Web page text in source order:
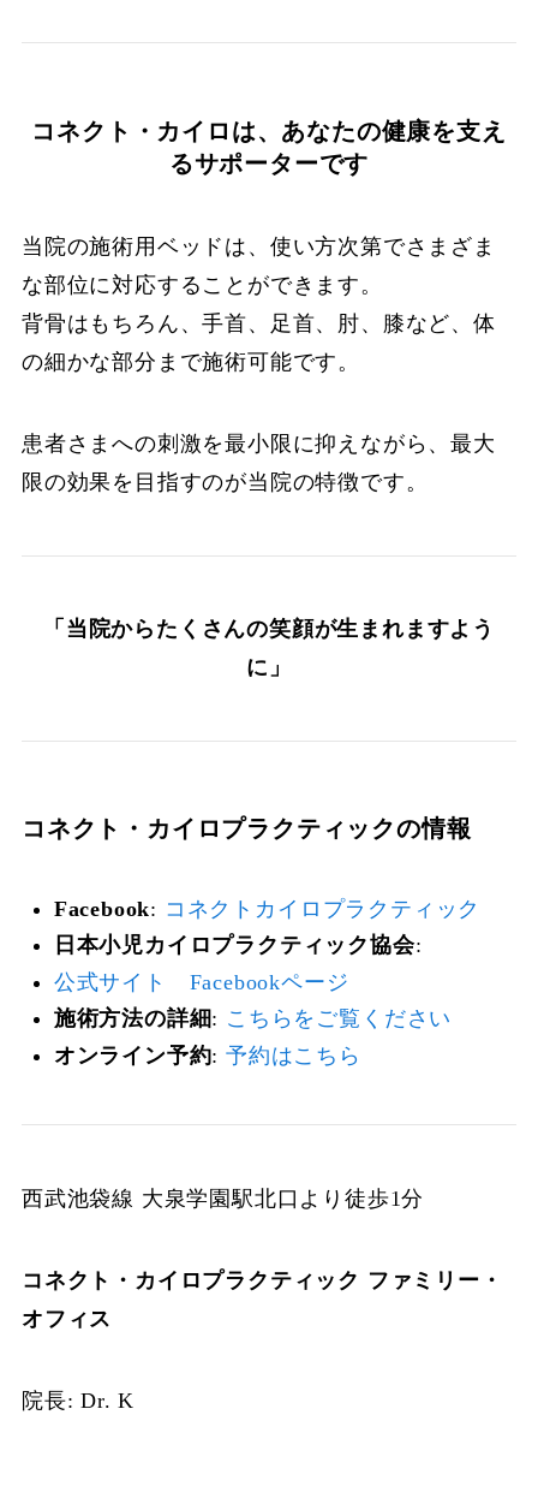
コネクト・カイロは、あなたの健康を支え
るサポーターです
当院の施術用ベッドは、使い方次第でさまざま
な部位に対応することができます。
背骨はもちろん、手首、足首、肘、膝など、体
の細かな部分まで施術可能です。
患者さまへの刺激を最小限に抑えながら、最大
限の効果を目指すのが当院の特徴です。
「当院からたくさんの笑顔が生まれますよう
に」
コネクト・カイロプラクティックの情報
Facebook: コネクトカイロプラクティック
日本小児カイロプラクティック協会:
公式サイト
Facebookページ
施術方法の詳細: こちらをご覧ください
オンライン予約:予約はこちら
西武池袋線 大泉学園駅北口より徒歩1分
コネクト・カイロプラクティック ファミリー・
オフィス
院長: Dr. K